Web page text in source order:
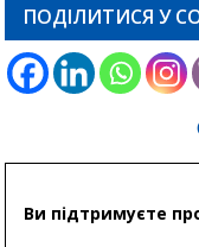
ПОДІЛИТИСЯ У
Ви підтримуєте